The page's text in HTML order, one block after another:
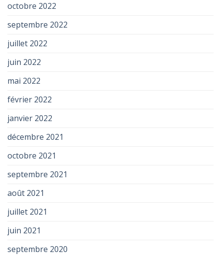
octobre 2022
septembre 2022
juillet 2022
juin 2022
mai 2022
février 2022
janvier 2022
décembre 2021
octobre 2021
septembre 2021
août 2021
juillet 2021
juin 2021
septembre 2020